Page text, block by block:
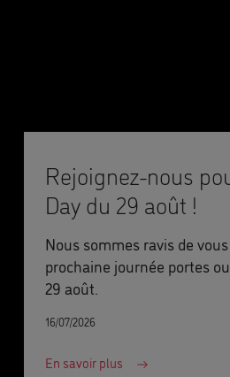
Rejoignez-nous
Day du 29 août !
Nous sommes ravis de
prochaine journée portes
29 août.
16/07/2026
En savoir plus